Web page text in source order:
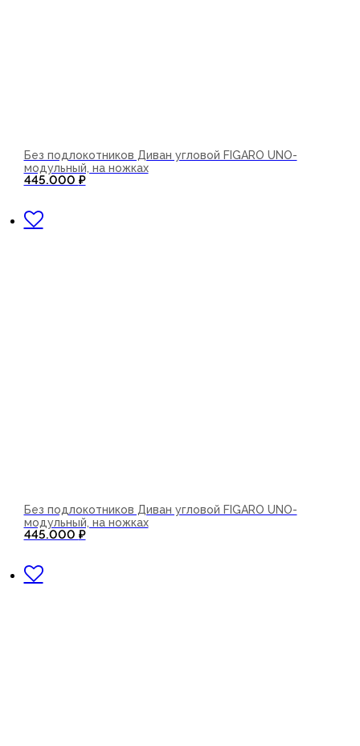
Без подлокотников Диван угловой FIGARO UNO-
модульный, на ножках
445.000 ₽
Без подлокотников Диван угловой FIGARO UNO-
модульный, на ножках
445.000 ₽